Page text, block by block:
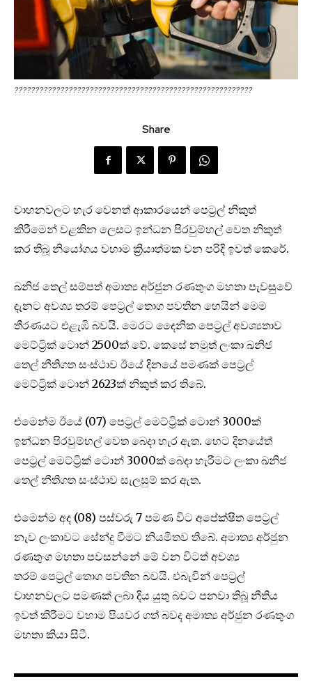
?????????????????????????????????????????????????????????
Share
වාහනවලට හැර වෙනත් ආකාරයෙන් පෙට්‍රල් නිකුත්
කිරීමෙන් වළකින ලෙසට ඉන්ධන පිරවුම්හල් වෙත නිකුත්
කර තිබූ නියෝගය වහාම ක්‍රියාත්මක වන පරිදි ඉවත් කෙරේ.
ඛනිජ තෙල් සම්පත් අමාත්‍ය අර්ජුන රණතුංග මහතා පැවසුවේ
දැනට අවශ්‍ය තරම් පෙට්‍රල් තොග පවතින හෙයින් මෙම
තීරණයට එළැඹි බවයි. මෙරට දෛනික පෙට්‍රල් අවශ්‍යතාව
මෙට්ට්‍රික් ටොන් 2500ක් වේ. කෙසේ නමුත් ලංකා ඛනිජ
තෙල් නීතිගත සංස්ථාව ඊයේ දිනයේ පමණක් පෙට්‍රල්
මෙට්ට්‍රික් ටොන් 2623ක් නිකුත් කර තිබේ.
එමෙන්ම ඊයේ (07) පෙට්‍රල් මෙට්ට්‍රික් ටොන් 3000ක්
ඉන්ධන පිරවුම්හල් වෙත බෙදා හැර ඇත. හෙට දිනයේත්
පෙට්‍රල් මෙට්ට්‍රික් ටොන් 3000ක් බෙදා හැරීමට ලංකා ඛනිජ
තෙල් නීතිගත සංස්ථාව සැලසුම් කර ඇත.
එමෙන්ම අද (08) පස්වරු 7 පමණ විට අපේක්ෂිත පෙට්‍රල්
නැව ලංකාවට සේන්දු වීමට නියමිතව තිබේ. අමාත්‍ය අර්ජුන
රණතුංග මහතා පවසන්නේ මේ වන විටත් අවශ්‍ය
තරම් පෙට්‍රල් තොග පවතින බවයි. එබැවින් පෙට්‍රල්
වාහනවලට පමණක් ලබා දිය යුතු බවට පනවා තිබූ නීතිය
ඉවත් කිරීමට වහාම පියවර ගත් බවද අමාත්‍ය අර්ජුන රණතුංග
මහතා කියා සිටී.